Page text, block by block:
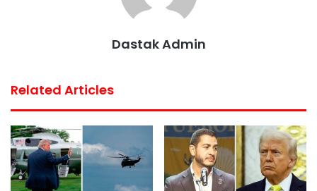
Dastak Admin
Related Articles